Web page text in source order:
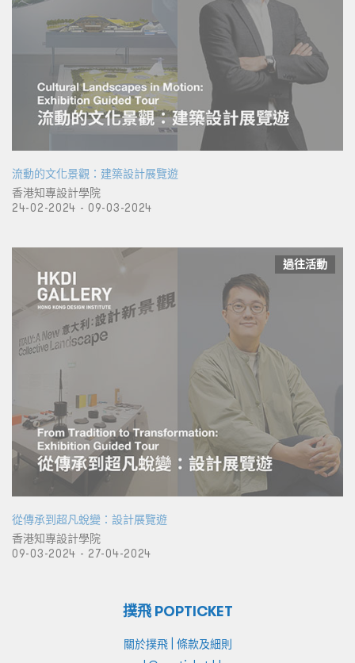
流動的文化景觀：建築設計展覽遊
香港知專設計學院
24-02-2024 - 09-03-2024
過往活動
從傳承到超凡蛻變：設計展覽遊
香港知專設計學院
09-03-2024 - 27-04-2024
撲飛 POPTICKET
關於撲飛| 條款及細則